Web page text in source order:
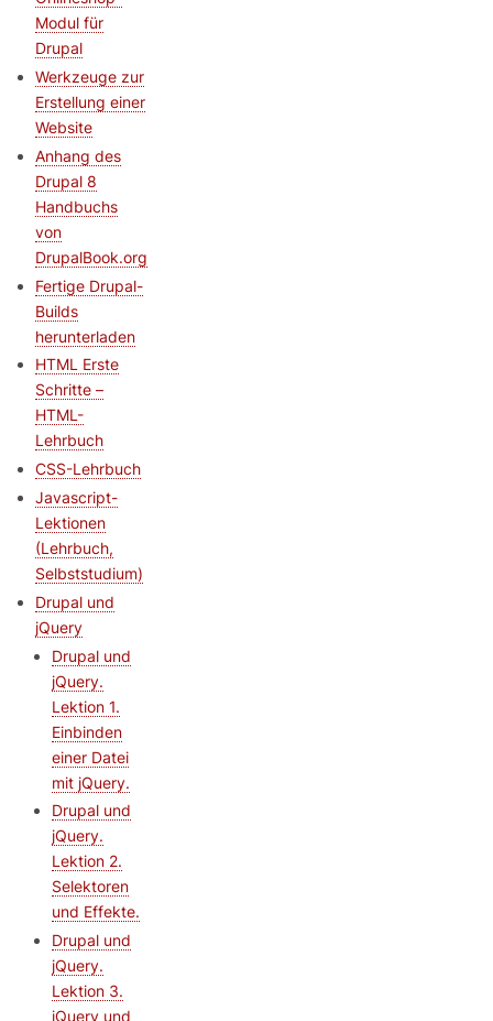
Modul für
Drupal
Werkzeuge zur
Erstellung einer
Website
Anhang des
Drupal 8
Handbuchs
von
DrupalBook.org
Fertige Drupal-
Builds
herunterladen
HTML Erste
Schritte –
HTML-
Lehrbuch
CSS-Lehrbuch
Javascript-
Lektionen
(Lehrbuch,
Selbststudium)
Drupal und
jQuery
Drupal und
jQuery.
Lektion 1.
Einbinden
einer Datei
mit jQuery.
Drupal und
jQuery.
Lektion 2.
Selektoren
und Effekte.
Drupal und
jQuery.
Lektion 3.
jQuery und